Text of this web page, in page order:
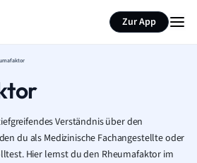
Zur App
Verständnis über den
du als Medizinische Fachangestellte oder
Hier lernst du den Rheumafaktor im